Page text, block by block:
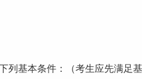
列基本条件：（考生应先满足